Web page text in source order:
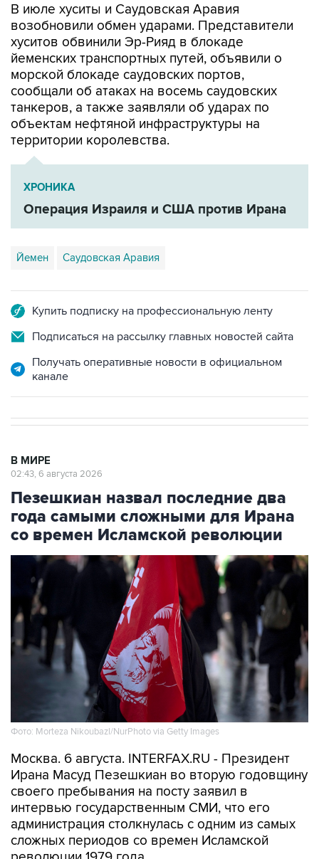
В июле хуситы и Саудовская Аравия
возобновили обмен ударами. Представители
хуситов обвинили Эр-Рияд в блокаде
йеменских транспортных путей, объявили о
морской блокаде саудовских портов,
сообщали об атаках на восемь саудовских
танкеров, а также заявляли об ударах по
объектам нефтяной инфраструктуры на
территории королевства.
ХРОНИКА
Операция Израиля и США против Ирана
Йемен Саудовская Аравия
Купить подписку на профессиональную ленту
Подписаться на рассылку главных новостей сайта
Получать оперативные новости в официальном
канале
В МИРЕ
02:43, 6 августа 2026
Пезешкиан назвал последние два
года самыми сложными для Ирана
со времен Исламской революции
Фото: Morteza Nikoubazl/NurPhoto via Getty Images
Москва. 6 августа. INTERFAX.RU - Президент
Ирана Масуд Пезешкиан во вторую годовщину
своего пребывания на посту заявил в
интервью государственным СМИ, что его
администрация столкнулась с одним из самых
сложных периодов со времен Исламской